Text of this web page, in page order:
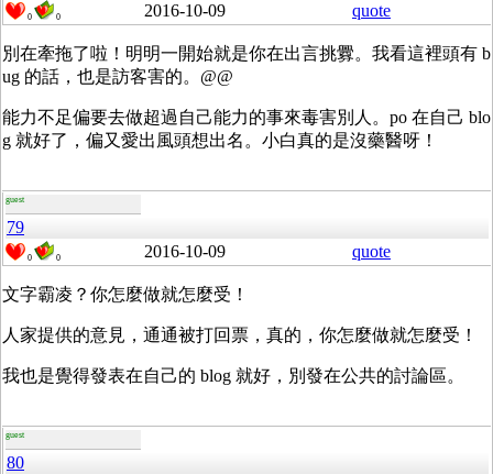
0 0 2016-10-09 quote
別在牽拖了啦！明明一開始就是你在出言挑釁。我看這裡頭有 b
ug 的話，也是訪客害的。@@
能力不足偏要去做超過自己能力的事來毒害別人。po 在自己 blo
g 就好了，偏又愛出風頭想出名。小白真的是沒藥醫呀！
guest
79
0 0 2016-10-09 quote
文字霸凌？你怎麼做就怎麼受！
人家提供的意見，通通被打回票，真的，你怎麼做就怎麼受！
我也是覺得發表在自己的 blog 就好，別發在公共的討論區。
guest
80